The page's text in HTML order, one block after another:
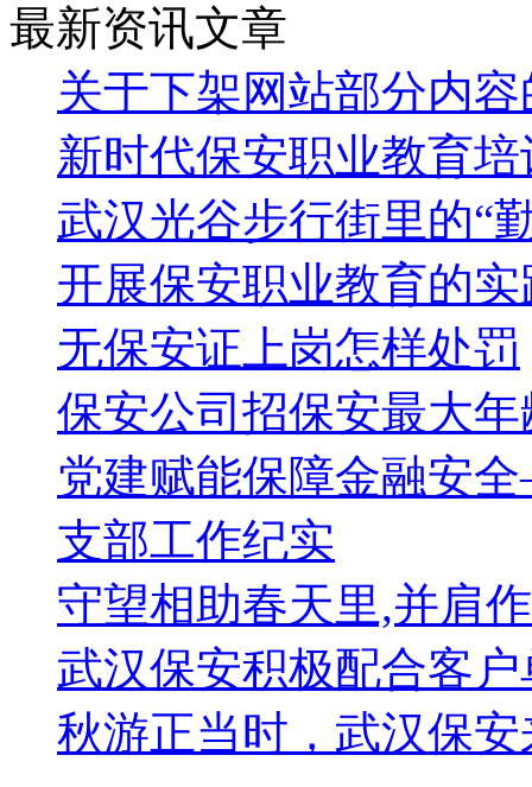
最新资讯文章
关于下架网站部分内
新时代保安职业教育
武汉光谷步行街里的“
开展保安职业教育的
无保安证上岗怎样处罚
保安公司招保安最大
党建赋能保障金融安
支部工作纪实
守望相助春天里,并肩
武汉保安积极配合客
秋游正当时，武汉保